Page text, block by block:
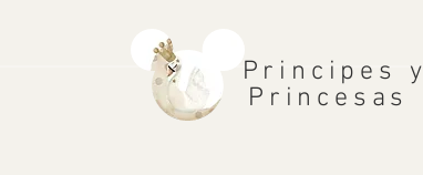
Principes y
Princesas